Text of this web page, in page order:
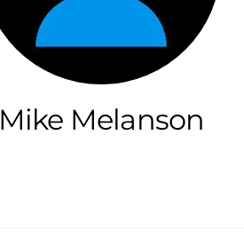
Mike Melanson